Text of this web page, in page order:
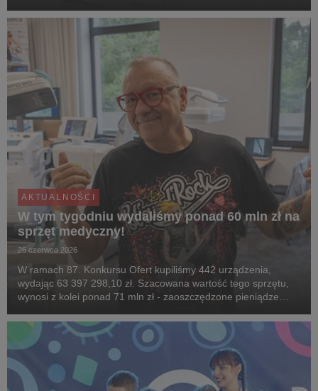
AKTUALNOŚCI
W tym tygodniu wydaliśmy ponad 60 mln zł na
sprzęt medyczny!
26 czerwca 2026
W ramach 87. Konkursu Ofert kupiliśmy 442 urządzenia,
wydając 63 397 298,10 zł. Szacowana wartość tego sprzętu,
wynosi z kolei ponad 71 mln zł - zaoszczędzone pieniądze